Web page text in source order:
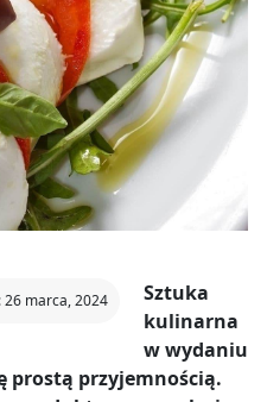
26 marca, 2024
Sztuka
kulinarna
w wydaniu
prostą przyjemnością.